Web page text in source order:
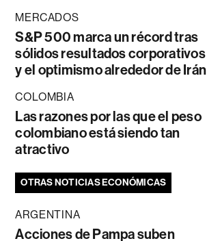
MERCADOS
S&P 500 marca un récord tras
sólidos resultados corporativos
y el optimismo alrededor de Irán
COLOMBIA
Las razones por las que el peso
colombiano está siendo tan
atractivo
OTRAS NOTICIAS ECONÓMICAS
ARGENTINA
Acciones de Pampa suben